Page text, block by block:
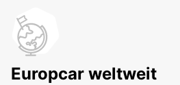
Europcar weltweit